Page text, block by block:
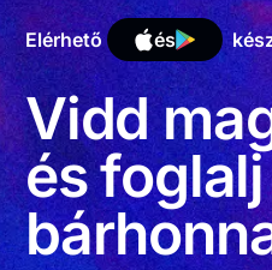
Elérhető és
Vidd
és